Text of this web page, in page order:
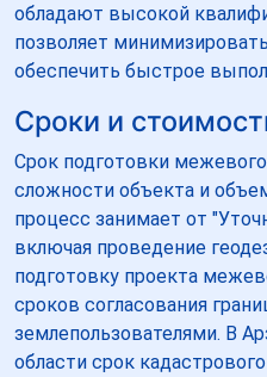
обладают высокой
позволяет
обеспечить быстрое
Сроки и
Срок подготовки
сложности объекта и
процесс занимает от
включая проведение
подготовку проекта
сроков согласования
землепользователями. В
области срок